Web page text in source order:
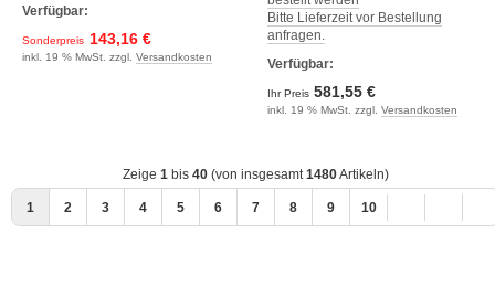
Verfügbar:
Sonderpreis 143,16 €
inkl. 19 % MwSt. zzgl. Versandkosten
Bitte Lieferzeit vor Bestellung
anfragen.
Verfügbar:
Ihr Preis 581,55 €
inkl. 19 % MwSt. zzgl. Versandkosten
Zeige 1 bis 40 (von insgesamt1480Artikeln)
1 2 3 4 5 6 7 8 9 10